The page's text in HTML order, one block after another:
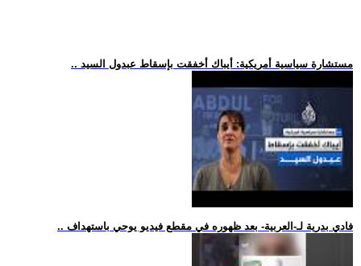
.. مستشارة سياسية أمريكية: أيباك أخفقت بإسقاط عبدول السيد
.. فادي بدرية لـ-العربية- بعد ظهوره في مقطع فيديو يوحي باستهداف